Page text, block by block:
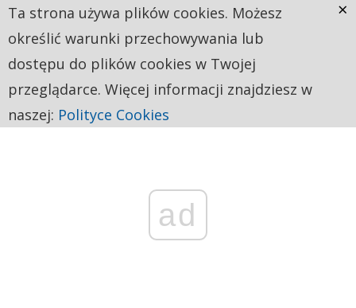
ad
Ta strona używa plików cookies. Możesz
określić warunki przechowywania lub
dostępu do plików cookies w Twojej
przeglądarce. Więcej informacji znajdziesz w
naszej: Polityce Cookies
×